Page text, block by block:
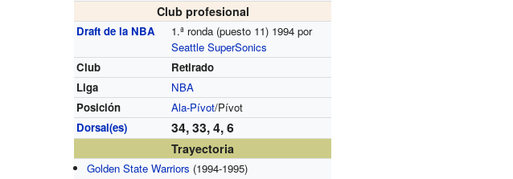
Club profesional
Draft de la NBA
1.ª ronda (puesto 11) 1994 por
Seattle SuperSonics
Club
Retirado
Liga
NBA
Posición
Ala-Pívot/Pívot
Dorsal(es)
34, 33, 4, 6
Trayectoria
Golden State Warriors (1994-1995)